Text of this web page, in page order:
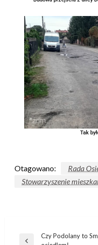
Tak
Otagowano:
Rada
Stowarzyszenie
Czy Podolany to